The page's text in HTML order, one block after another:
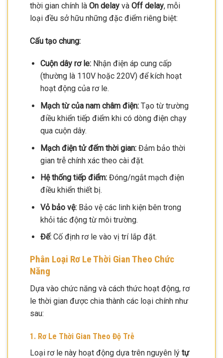
thời gian chính là On delay và Off delay, mỗi
loại đều sở hữu những đặc điểm riêng biệt:
Cấu tạo chung:
Cuộn dây rơ le:Nhận điện áp cung cấp
(thường là 110V hoặc 220V) để kích hoạt
hoạt động của rơ le.
Mạch từ của nam châm điện:Tạo từ trường
điều khiển tiếp điểm khi có dòng điện chạy
qua cuộn dây.
Mạch điện tử đếm thời gian:Đảm bảo thời
gian trễ chính xác theo cài đặt.
Hệ thống tiếp điểm:Đóng/ngắt mạch điện
điều khiển thiết bị.
Vỏ bảo vệ:Bảo vệ các linh kiện bên trong
khỏi tác động từ môi trường.
Đế:Cố định rơ le vào vị trí lắp đặt.
Phân Loại Rơ Le Thời Gian Theo Chức
Năng
Dựa vào chức năng và cách thức hoạt động, rơ
le thời gian được chia thành các loại chính như
sau:
1. Rơ Le Thời Gian Theo Độ Trễ
Loại rơ le này hoạt động dựa trên nguyên lý tự